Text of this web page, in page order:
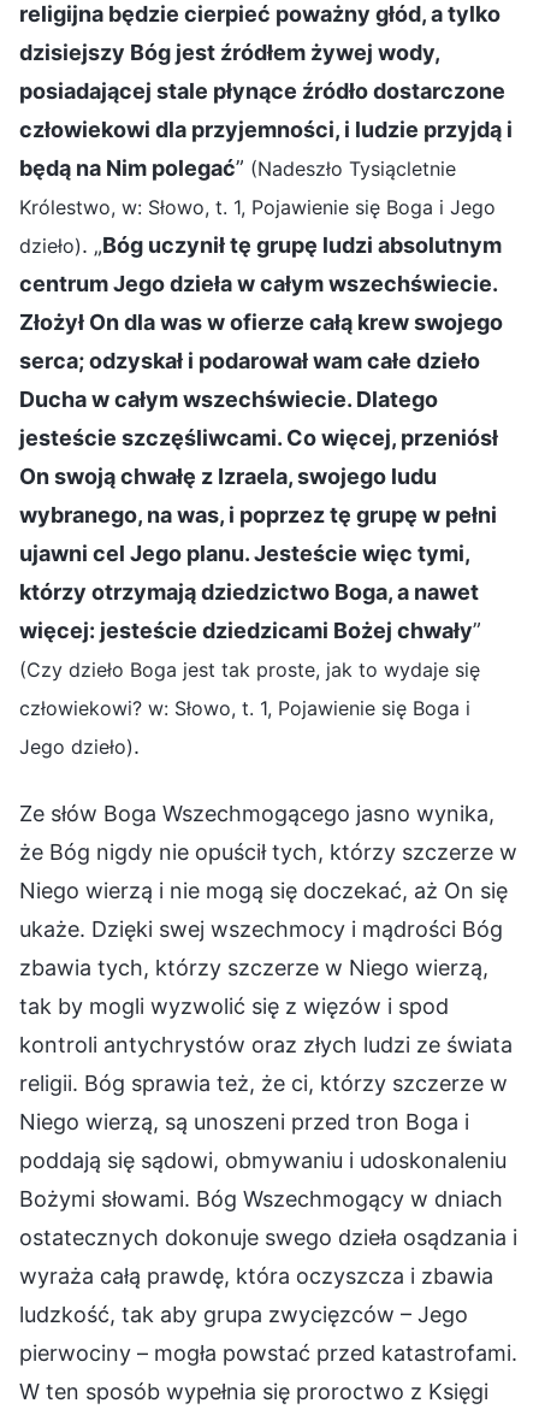
religijna będzie cierpieć poważny głód, a tylko
dzisiejszy Bóg jest źródłem żywej wody,
posiadającej stale płynące źródło dostarczone
człowiekowi dla przyjemności, i ludzie przyjdą i
będą na Nim polegać” (Nadeszło Tysiącletnie
Królestwo, w: Słowo, t. 1, Pojawienie się Boga i Jego
dzieło). „Bóg uczynił tę grupę ludzi absolutnym
centrum Jego dzieła w całym wszechświecie.
Złożył On dla was w ofierze całą krew swojego
serca; odzyskał i podarował wam całe dzieło
Ducha w całym wszechświecie. Dlatego
jesteście szczęśliwcami. Co więcej, przeniósł
On swoją chwałę z Izraela, swojego ludu
wybranego, na was, i poprzez tę grupę w pełni
ujawni cel Jego planu. Jesteście więc tymi,
którzy otrzymają dziedzictwo Boga, a nawet
więcej: jesteście dziedzicami Bożej chwały”
(Czy dzieło Boga jest tak proste, jak to wydaje się
człowiekowi? w: Słowo, t. 1, Pojawienie się Boga i
Jego dzieło).
Ze słów Boga Wszechmogącego jasno wynika,
że Bóg nigdy nie opuścił tych, którzy szczerze w
Niego wierzą i nie mogą się doczekać, aż On się
ukaże. Dzięki swej wszechmocy i mądrości Bóg
zbawia tych, którzy szczerze w Niego wierzą,
tak by mogli wyzwolić się z więzów i spod
kontroli antychrystów oraz złych ludzi ze świata
religii. Bóg sprawia też, że ci, którzy szczerze w
Niego wierzą, są unoszeni przed tron Boga i
poddają się sądowi, obmywaniu i udoskonaleniu
Bożymi słowami. Bóg Wszechmogący w dniach
ostatecznych dokonuje swego dzieła osądzania i
wyraża całą prawdę, która oczyszcza i zbawia
ludzkość, tak aby grupa zwycięzców – Jego
pierwociny – mogła powstać przed katastrofami.
W ten sposób wypełnia się proroctwo z Księgi